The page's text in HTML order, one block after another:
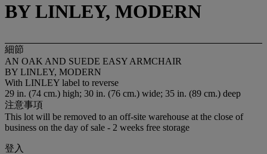
BY LINLEY, MODERN
細節
AN OAK AND SUEDE EASY ARMCHAIR
BY LINLEY, MODERN
With LINLEY label to reverse
29 in. (74 cm.) high; 30 in. (76 cm.) wide; 35 in. (89 cm.) deep
注意事項
This lot will be removed to an off-site warehouse at the close of
business on the day of sale - 2 weeks free storage
登入